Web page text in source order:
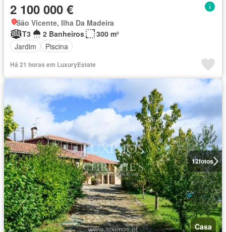
2 100 000 €
São Vicente, Ilha Da Madeira
T3
2 Banheiros
300 m²
Jardim
Piscina
Há 21 horas em LuxuryEstate
12fotos
Casa